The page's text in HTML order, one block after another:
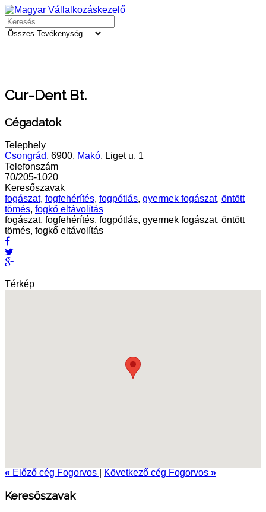
Cur-Dent Bt.
Cégadatok
Telephely
Csongrád, 6900, Makó, Liget u. 1
Telefonszám
70/205-1020
Keresőszavak
fogászat, fogfehérítés, fogpótlás, gyermek fogászat, öntött
tömés, fogkő eltávolítás
fogászat, fogfehérítés, fogpótlás, gyermek fogászat, öntött
tömés, fogkő eltávolítás
Térkép
« Előző cég Fogorvos Következő cég Fogorvos »
Keresőszavak